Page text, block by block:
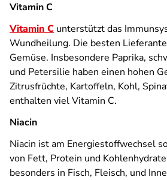
Vitamin C
Vitamin C unterstützt das
Wundheilung. Die besten
Gemüse. Insbesondere Paprika,
und Petersilie haben einen hohen
Zitrusfrüchte, Kartoffeln, Kohl,
enthalten viel Vitamin C.
Niacin
Niacin ist am Energiestoffwechsel
von Fett, Protein und
besonders in Fisch, Fleisch, und